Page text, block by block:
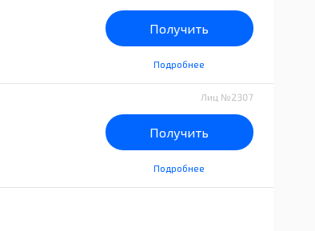
Получить
Подробнее
Лиц №2307
Получить
Подробнее